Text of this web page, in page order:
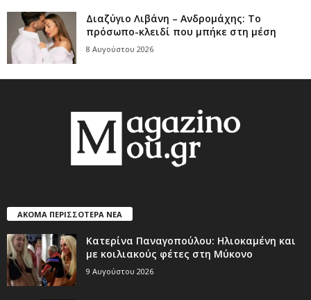
Διαζύγιο Λιβάνη – Ανδρομάχης: Το
πρόσωπο-κλειδί που μπήκε στη μέση
8 Αυγούστου 2026
ΑΚΟΜΑ ΠΕΡΙΣΣΟΤΕΡΑ ΝΕΑ
Κατερίνα Παναγοπούλου: Ηλιοκαμένη και
με κοιλιακούς φέτες στη Μύκονο
9 Αυγούστου 2026